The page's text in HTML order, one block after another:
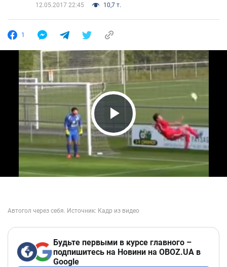
12.05.2017 22:45
10,7 т.
1
Play Video
Будьте первыми в курсе главного –
подпишитесь на Новини на OBOZ.UA в
Google